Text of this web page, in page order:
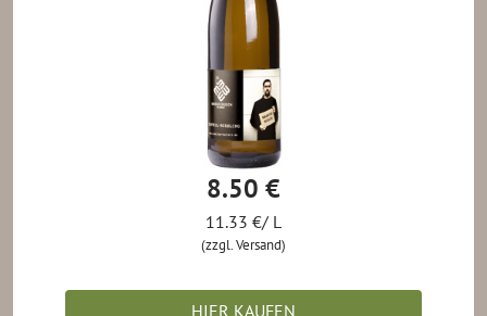
8.50 €
11.33 €/ L
(zzgl. Versand)
HIER KAUFEN